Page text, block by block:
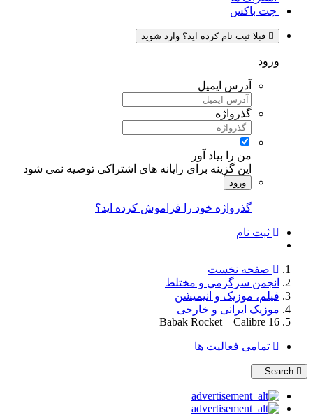
چت باکس
قبلا ثبت نام کرده اید؟ وارد شوید
ورود
آدرس ایمیل
گذرواژه
من را بیاد آور
این گزینه برای رایانه های اشتراکی توصیه نمی شود
ورود
گذرواژه خود را فراموش کرده اید؟
ثبت نام
صفحه نخست
انجمن سرگرمی و مختلط
فیلم، موزیک و انیمیشن
موزیک ایرانی و خارجی
Babak Rocket – Calibre 16
تمامی فعالیت ها
Search...